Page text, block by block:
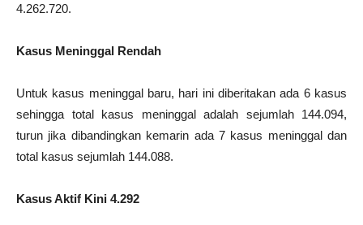
4.262.720.
Kasus Meninggal Rendah
Untuk kasus meninggal baru, hari ini diberitakan ada 6 kasus
sehingga total kasus meninggal adalah sejumlah 144.094,
turun jika dibandingkan kemarin ada 7 kasus meninggal dan
total kasus sejumlah 144.088.
Kasus Aktif Kini 4.292